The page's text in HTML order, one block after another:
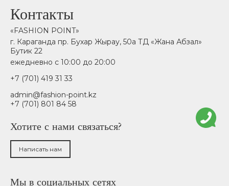
Контакты
«FASHION POINT»
г. Караганда пр. Бухар Жырау, 50а ТД «Жана Абзал»
Бутик 22
ежедневно с 10:00 до 20:00
+7 (701) 419 31 33
admin@fashion-point.kz
+7 (701) 801 84 58
Хотите с нами связаться?
Написать нам